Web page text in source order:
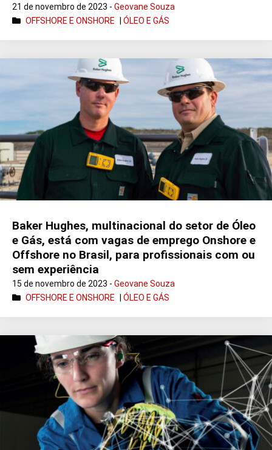
21 de novembro de 2023 - Geovane Souza
OFFSHORE E ONSHORE
ÓLEO E GÁS
Baker Hughes, multinacional do setor de Óleo
e Gás, está com vagas de emprego Onshore e
Offshore no Brasil, para profissionais com ou
sem experiência
15 de novembro de 2023 - Geovane Souza
OFFSHORE E ONSHORE
ÓLEO E GÁS